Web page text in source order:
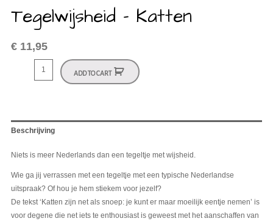
Tegelwijsheid – Katten
€ 11,95
ADD TO CART
Beschrijving
Niets is meer Nederlands dan een tegeltje met wijsheid.
Wie ga jij verrassen met een tegeltje met een typische Nederlandse
uitspraak? Of hou je hem stiekem voor jezelf?
De tekst ‘Katten zijn net als snoep: je kunt er maar moeilijk eentje nemen’ is
voor degene die net iets te enthousiast is geweest met het aanschaffen van